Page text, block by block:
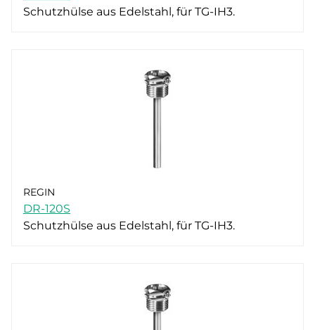
Schutzhülse aus Edelstahl, für TG-IH3.
REGIN
DR-120S
Schutzhülse aus Edelstahl, für TG-IH3.